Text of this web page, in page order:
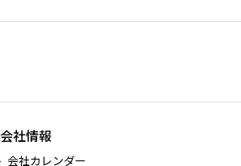
会社情報
会社カレンダー